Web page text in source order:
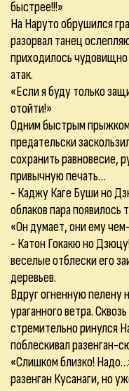
быстрее!!!»
На Наруто обрушился
разорвал танец
приходилось
атак.
«Если я буду только
отойти!»
Одним быстрым
предательски
сохранить равновесие,
привычную печать…
- Каджу Каге Буши но
облаков пара появилось
«Он думает, они ему
- Катон Гокакю но
веселые отблески его
деревьев.
Вдруг огненную пелену
ураганного ветра.
стремительно ринулся
поблескивал разенган-
«Слишком близко!
разенган Кусанаги, но